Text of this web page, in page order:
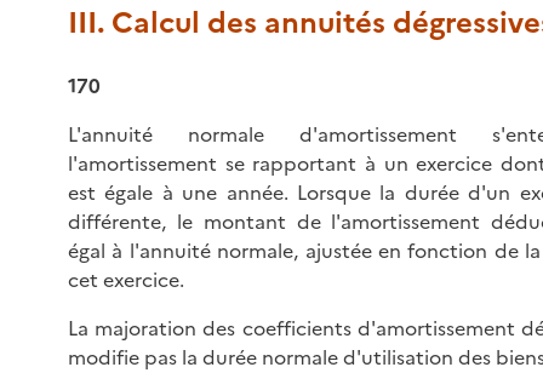
III. Calcul des annuités
170
L'annuité normale d'amortissement
l'amortissement se rapportant à un exercice
est égale à une année. Lorsque la durée d'un
différente, le montant de l'amortissement
égal à l'annuité normale, ajustée en fonction de
cet exercice.
La majoration des coefficients d'amortissement
modifie pas la durée normale d'utilisation des